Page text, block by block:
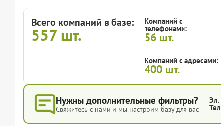
Всего компаний в базе:
557шт.
Компаний с
телефонами:
56 шт.
Компаний с адресами:
400 шт.
Нужны дополнительные фильтры?
Свяжитесь с нами и мы настроим базу для вас
Эл.